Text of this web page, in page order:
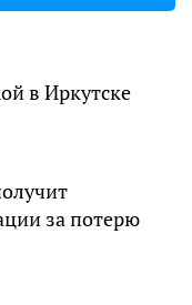
в Иркутске
за потерю